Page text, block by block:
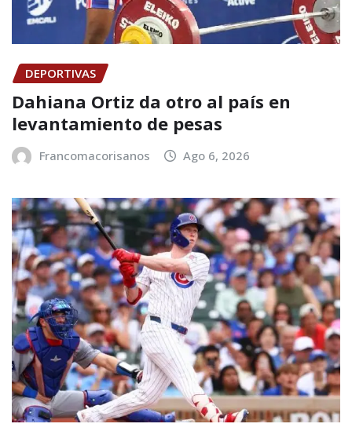
DEPORTIVAS
Dahiana Ortiz da otro al país en
levantamiento de pesas
Francomacorisanos Ago 6, 2026